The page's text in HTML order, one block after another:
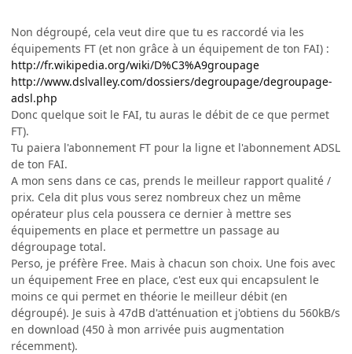
Non dégroupé, cela veut dire que tu es raccordé via les
équipements FT (et non grâce à un équipement de ton FAI) :
http://fr.wikipedia.org/wiki/D%C3%A9groupage
http://www.dslvalley.com/dossiers/degroupage/degroupage-
adsl.php
Donc quelque soit le FAI, tu auras le débit de ce que permet
FT).
Tu paiera l'abonnement FT pour la ligne et l'abonnement ADSL
de ton FAI.
A mon sens dans ce cas, prends le meilleur rapport qualité /
prix. Cela dit plus vous serez nombreux chez un même
opérateur plus cela poussera ce dernier à mettre ses
équipements en place et permettre un passage au
dégroupage total.
Perso, je préfère Free. Mais à chacun son choix. Une fois avec
un équipement Free en place, c'est eux qui encapsulent le
moins ce qui permet en théorie le meilleur débit (en
dégroupé). Je suis à 47dB d'atténuation et j'obtiens du 560kB/s
en download (450 à mon arrivée puis augmentation
récemment).